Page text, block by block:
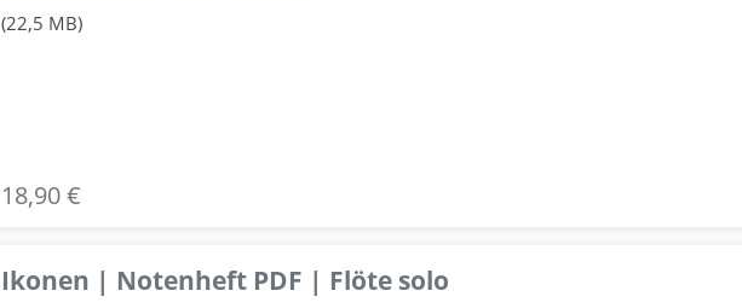
(22,5 MB)
18,90 €
Ikonen | Notenheft PDF | Flöte solo